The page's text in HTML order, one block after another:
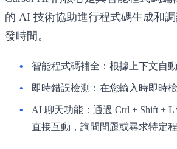
的 AI 技術協助進行程式碼生成和
發時間。
智能程式碼補全 ：根據上下文自
即時錯誤檢測 ：在您輸入時即時
AI 聊天功能 ：通過 Ctrl + Shift +
直接互動，詢問問題或尋求特定